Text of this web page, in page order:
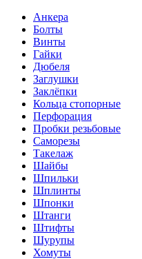
Анкера
Болты
Винты
Гайки
Дюбеля
Заглушки
Заклёпки
Кольца стопорные
Перфорация
Пробки резьбовые
Саморезы
Такелаж
Шайбы
Шпильки
Шплинты
Шпонки
Штанги
Штифты
Шурупы
Хомуты